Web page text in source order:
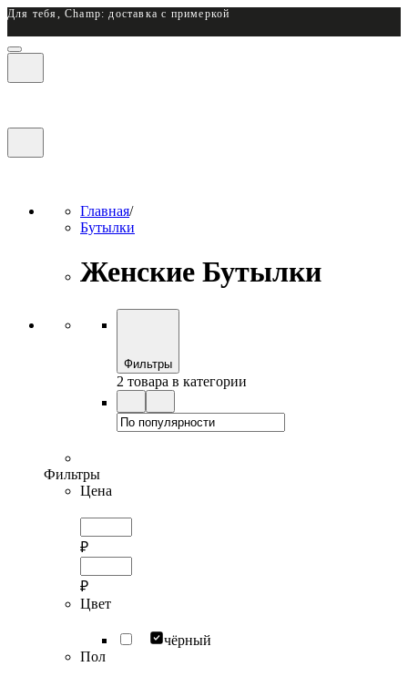
Для тебя, Champ: доставка с примеркой
Главная/
Бутылки
Женские Бутылки
Фильтры
2 товара в категории
Фильтры
Цена
₽
₽
Цвет
чёрный
Пол